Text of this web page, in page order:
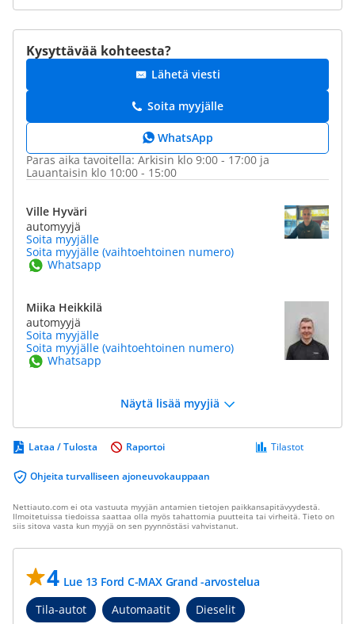
Kysyttävää kohteesta?
Lähetä viesti
Soita myyjälle
WhatsApp
Paras aika tavoitella: Arkisin klo 9:00 - 17:00 ja
Lauantaisin klo 10:00 - 15:00
Ville Hyväri
automyyjä
Soita myyjälle
Soita myyjälle (vaihtoehtoinen numero)
Whatsapp
Miika Heikkilä
automyyjä
Soita myyjälle
Soita myyjälle (vaihtoehtoinen numero)
Whatsapp
Näytä lisää myyjiä
Lataa / Tulosta
Ohjeita turvalliseen ajoneuvokauppaan
Tilastot
Raportoi
Nettiauto.com ei ota vastuuta myyjän antamien tietojen paikkansapitävyydestä.
Ilmoitetuissa tiedoissa saattaa olla myös tahattomia puutteita tai virheitä. Tieto on
siis sitova vasta kun myyjä on sen pyynnöstäsi vahvistanut.
4 Lue 13 Ford C-MAX Grand -arvostelua
Tila-autot
Automaatit Dieselit